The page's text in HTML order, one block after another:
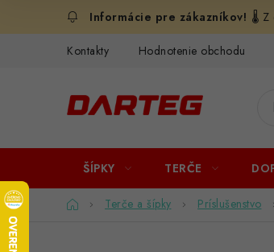
🌡️ Z
Kontakty Hodnotenie obchodu
ŠÍPKY TERČE
DomovTerče a šípky Príslušenstvo